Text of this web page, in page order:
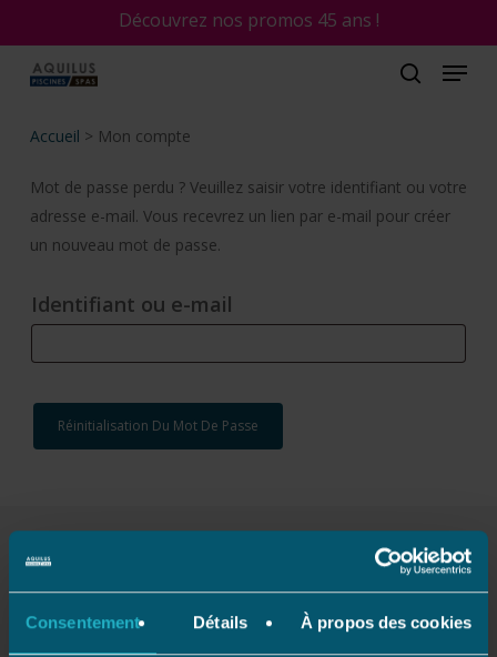
Consentement Détails À propos des cookies
to
main
Découvrez nos promos 45 ans !
Accueil > Mon compte
Mot de passe perdu ? Veuillez saisir votre identifiant ou votre
adresse e-mail. Vous recevrez un lien par e-mail pour créer
un nouveau mot de passe.
Identifiant ou e-mail
Réinitialisation Du Mot De Passe